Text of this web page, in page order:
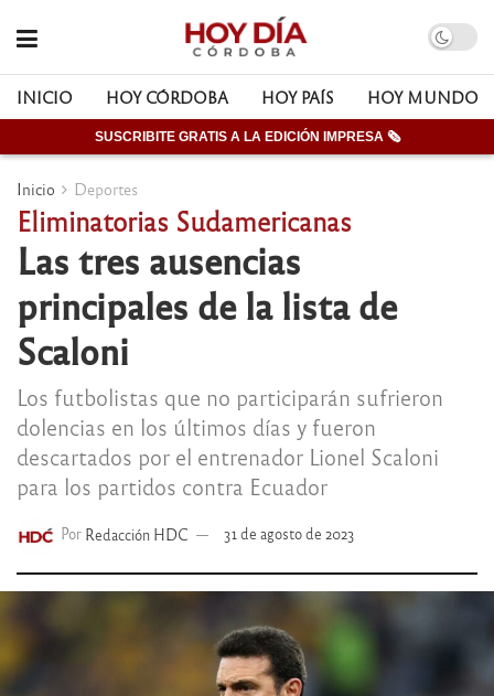
INICIO HOY CÓRDOBA HOY PAÍS HOY MUNDO
SUSCRIBITE GRATIS A LA EDICIÓN IMPRESA 🗞
Inicio Deportes
Eliminatorias Sudamericanas
Las tres ausencias
principales de la lista de
Scaloni
Los futbolistas que no participarán sufrieron
dolencias en los últimos días y fueron
descartados por el entrenador Lionel Scaloni
para los partidos contra Ecuador
Por Redacción HDC 31 de agosto de 2023